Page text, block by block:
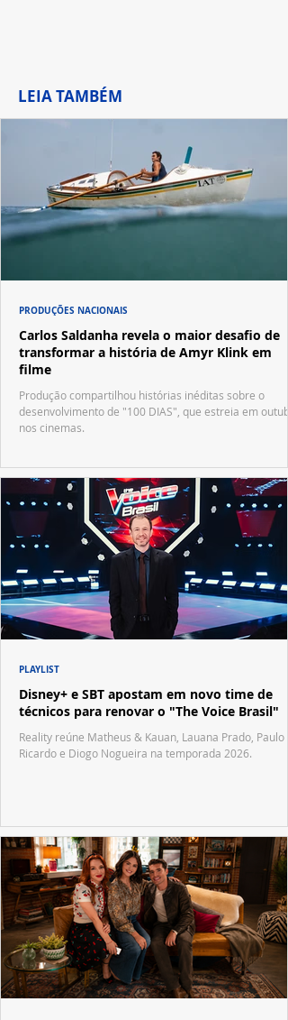
LEIA TAMBÉM
Carlos Saldanha revela o maior desafio de
transformar a história de Amyr Klink em
filme
Produção compartilhou histórias inéditas sobre o
desenvolvimento de "100 DIAS", que estreia em
nos cinemas.
PRODUÇÕES NACIONAIS
Disney+ e SBT apostam em novo time de
técnicos para renovar o "The Voice Brasil"
Reality reúne Matheus & Kauan, Lauana Prado, Paulo
Ricardo e Diogo Nogueira na temporada 2026.
PLAYLIST